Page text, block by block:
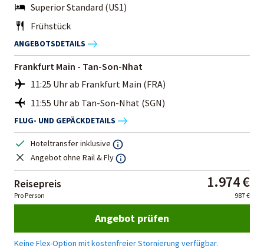
Superior Standard (US1)
Frühstück
ANGEBOTSDETAILS
Frankfurt Main - Tan-Son-Nhat
11:25 Uhr ab Frankfurt Main (FRA)
11:55 Uhr ab Tan-Son-Nhat (SGN)
FLUG- UND GEPÄCKDETAILS
Hoteltransfer inklusive
Angebot ohne Rail & Fly
Reisepreis 1.974 €
Pro Person 987 €
Angebot prüfen
Keine Flex-Option mit kostenfreier Stornierung verfügbar.